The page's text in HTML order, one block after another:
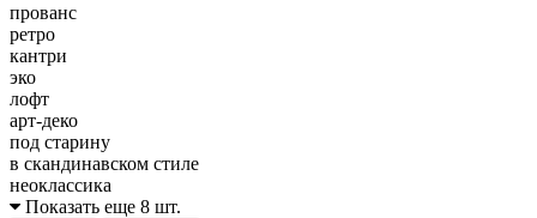
прованс
ретро
кантри
эко
лофт
арт-деко
под старину
в скандинавском стиле
неоклассика
Показать еще 8 шт.